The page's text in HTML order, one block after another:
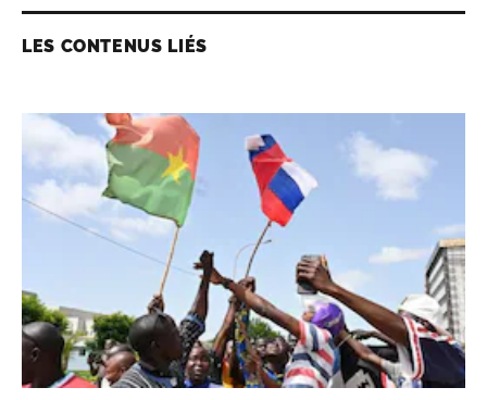
LES CONTENUS LIÉS